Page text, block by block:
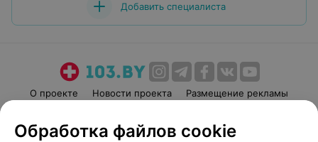
Добавить специалиста
О проекте Новости проекта
Размещение рекламы
Пользовательское соглашение
Способы оплаты
Обработка файлов cookie